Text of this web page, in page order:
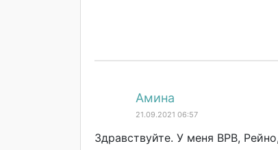
Амина
21.09.2021 06:57
Здравствуйте. У меня ВРВ,